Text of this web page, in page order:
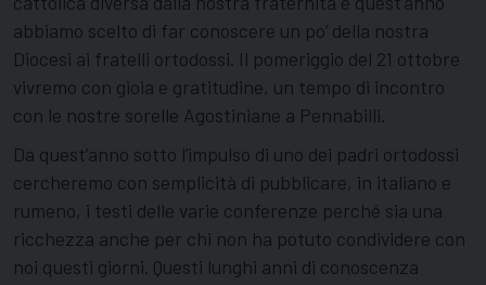
abbiamo scelto di far conoscere un po’ della nostra
Diocesi ai fratelli ortodossi. Il pomeriggio del 21 ottobre
vivremo con gioia e gratitudine, un tempo di incontro
con le nostre sorelle Agostiniane a Pennabilli.
Da quest’anno sotto l’impulso di uno dei padri ortodossi
cercheremo con semplicità di pubblicare, in italiano e
rumeno, i testi delle varie conferenze perché sia una
ricchezza anche per chi non ha potuto condividere con
noi questi giorni. Questi lunghi anni di conoscenza